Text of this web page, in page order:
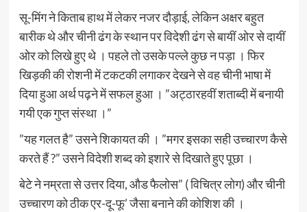
सू-मिंग ने किताब हाथ में लेकर नजर दौड़ाई, लेकिन अक्षर बहुत
बारीक थे और चीनी ढंग के स्थान पर विदेशी ढंग से बायीं ओर से दायीं
ओर को लिखे हुए थे । पहले तो उसके पल्ले कुछ न पड़ा । फिर
खिड़की की रोशनी में टकटकी लगाकर देखने से वह चीनी भाषा में
दिया हुआ अर्थ पढ़ने में सफल हुआ । ”अट्ठारहवीं शताब्दी में बनायी
गयी एक गुप्त संस्था ।”
”यह गलत है” उसने शिकायत की । ”मगर इसका सही उच्चारण कैसे
करते हैं ?” उसने विदेशी शब्द को इशारे से दिखाते हुए पूछा ।
बेटे ने नम्रता से उत्तर दिया, औड फैलोस” ( विचित्र लोग) और चीनी
उच्चारण को ठीक एर-दू-फू’ जैसा बनाने की कोशिश की ।